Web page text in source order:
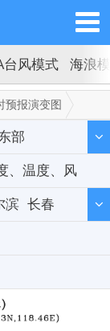
台风模式 海浪
预报演变图
部
藏 新疆
、温度、风
滨 长春